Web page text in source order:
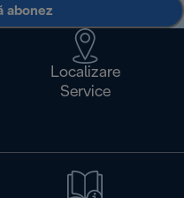
abonez
Localizare
Service